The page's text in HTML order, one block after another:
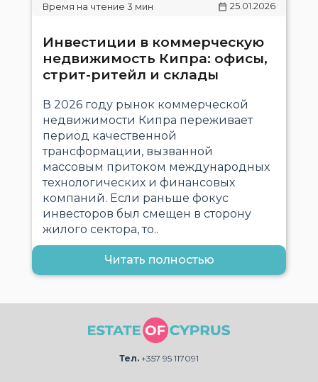
25.01.2026
Инвестиции в коммерческую
недвижимость Кипра: офисы,
стрит-ритейл и склады
В 2026 году рынок коммерческой
недвижимости Кипра переживает
период качественной
трансформации, вызванной
массовым притоком международных
технологических и финансовых
компаний. Если раньше фокус
инвесторов был смещен в сторону
жилого сектора, то..
Читать полностью
Тел. +357 95 117091